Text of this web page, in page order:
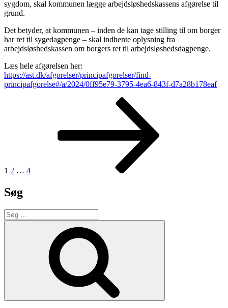
sygdom, skal kommunen lægge arbejdsløshedskassens afgørelse til
grund.
Det betyder, at kommunen – inden de kan tage stilling til om borger
har ret til sygedagpenge – skal indhente oplysning fra
arbejdsløshedskassen om borgers ret til arbejdsløshedsdagpenge.
Læs hele afgørelsen her:
https://ast.dk/afgorelser/principafgorelser/find-
principafgorelse#/a/2024/0ff95e79-3795-4ea6-843f-d7a28b178eaf
1 2 … 4
Søg
Søg
efter: